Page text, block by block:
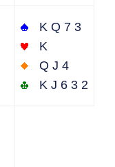
K Q 7 3
K
Q J 4
K J 6 3 2